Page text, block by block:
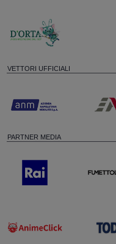
VETTORI UFFICIALI
PARTNER MEDIA